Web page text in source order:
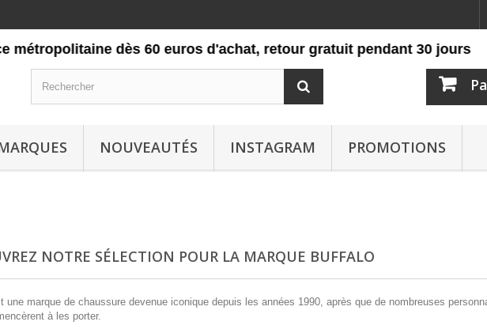
NOUVEAUTÉS INSTAGRAM PROMOTIONS
dès 60 euros d'achat, retour gratuit pendant 30 jours
NOTRE SÉLECTION POUR LA MARQUE BUFFALO
une marque de chaussure devenue iconique depuis les années 1990, après que de nombreuses
à les porter.